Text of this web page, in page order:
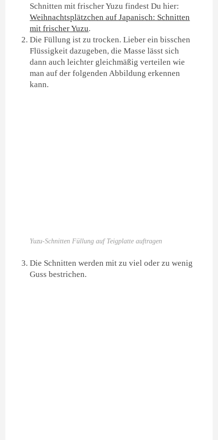
Schnitten mit frischer Yuzu findest Du hier:
Weihnachtsplätzchen auf Japanisch: Schnitten
mit frischer Yuzu.
Die Füllung ist zu trocken. Lieber ein bisschen
Flüssigkeit dazugeben, die Masse lässt sich
dann auch leichter gleichmäßig verteilen wie
man auf der folgenden Abbildung erkennen
kann.
Yuzu-Schnitten Füllung auf Teigplatte auftragen
Die Schnitten werden mit zu viel oder zu wenig
Guss bestrichen.